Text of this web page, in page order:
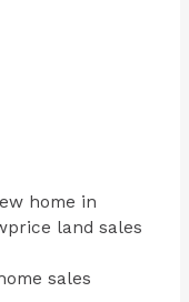
home in
land sales
sales